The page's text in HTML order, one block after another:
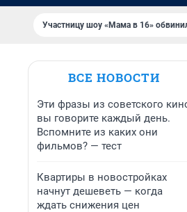
Участницу шоу «Мама в 16»
ВСЕ НОВОСТИ
Эти фразы из советского
вы говорите каждый день.
Вспомните из каких они
фильмов? — тест
Квартиры в новостройках
начнут дешеветь — когда
ждать снижения цен